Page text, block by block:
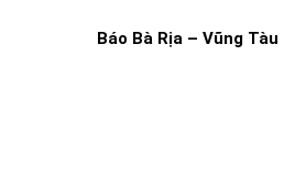
Báo Bà Rịa – Vũng Tàu